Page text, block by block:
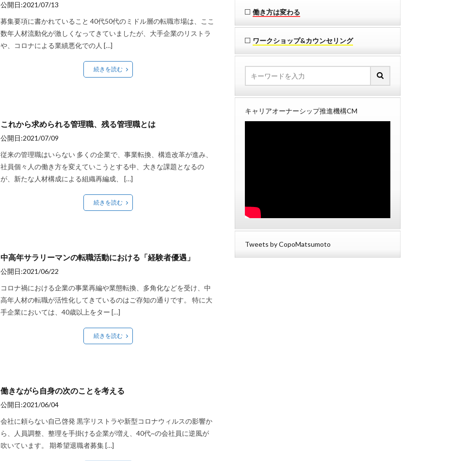
公開日:2021/07/13
募集要項に書かれていること 40代50代のミドル層の転職市場は、ここ
数年人材流動化が激しくなってきていましたが、大手企業のリストラ
や、コロナによる業績悪化での人 […]
続きを読む
これから求められる管理職、残る管理職とは
公開日:2021/07/09
従来の管理職はいらない 多くの企業で、事業転換、構造改革が進み、
社員個々人の働き方を変えていこうとする中、大きな課題となるの
が、新たな人材構成による組織再編成、 […]
続きを読む
中高年サラリーマンの転職活動における「経験者優遇」
公開日:2021/06/22
コロナ禍における企業の事業再編や業態転換、多角化などを受け、中
高年人材の転職が活性化してきているのはご存知の通りです。 特に大
手企業においては、40歳以上をター […]
続きを読む
働きながら自身の次のことを考える
公開日:2021/06/04
会社に頼らない自己啓発 黒字リストラや新型コロナウィルスの影響か
ら、人員調整、整理を手掛ける企業が増え、40代~の会社員に逆風が
吹いています。 期希望退職者募集 […]
働き方は変わる
ワークショップ&カウンセリング
キャリアオーナーシップ推進機構CM
Tweets by CopoMatsumoto